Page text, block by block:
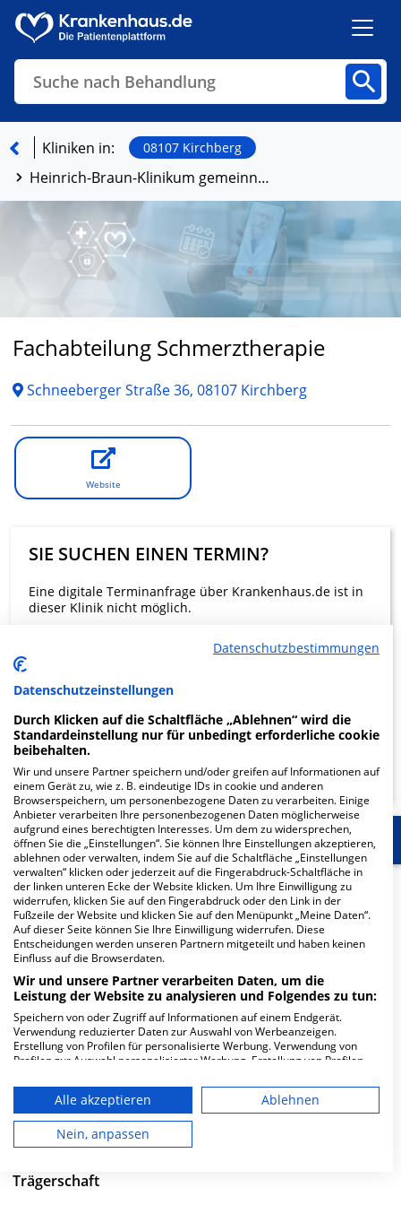
Suche nach Behandlung
Finden
Kliniken in: 08107 Kirchberg
Heinrich-Braun-Klinikum gemeinnützige GmbH, Standort Kirchberg
Fachabteilung Schmerztherapie
Schneeberger Straße 36, 08107 Kirchberg
Website
SIE SUCHEN EINEN TERMIN?
Eine digitale Terminanfrage über Krankenhaus.de ist in
dieser Klinik nicht möglich.
KLINIKEN FINDEN
Start Für die Klinik Weitere Fachabteilungen
Herzlich Willkommen
Heinrich-Braun-Klinikum gemeinnützige GmbH,
Standort Kirchberg in der Schneeberger Straße 36 ist
ein kleines Krankenhaus in Kirchberg. Mit einer
Kapazität von 930 Betten werden in den spezialisierten
Fachabteilungen pro Jahr etwa 3.477 medizinische Fälle
behandelt und therapiert.
Besuchszeiten
0 bis 23 Uhr
Trägerschaft
Datenschutzbestimmungen
Datenschutzeinstellungen
Durch Klicken auf die Schaltfläche „Ablehnen“ wird die
Standardeinstellung nur für unbedingt erforderliche cookie
beibehalten.
Wir und unsere Partner speichern und/oder greifen auf Informationen auf
einem Gerät zu, wie z. B. eindeutige IDs in cookie und anderen
Browserspeichern, um personenbezogene Daten zu verarbeiten. Einige
Anbieter verarbeiten Ihre personenbezogenen Daten möglicherweise
aufgrund eines berechtigten Interesses. Um dem zu widersprechen,
öffnen Sie die „Einstellungen“. Sie können Ihre Einstellungen akzeptieren,
ablehnen oder verwalten, indem Sie auf die Schaltfläche „Einstellungen
verwalten“ klicken oder jederzeit auf die Fingerabdruck-Schaltfläche in
der linken unteren Ecke der Website klicken. Um Ihre Einwilligung zu
widerrufen, klicken Sie auf den Fingerabdruck oder den Link in der
Fußzeile der Website und klicken Sie auf den Menüpunkt „Meine Daten“.
Auf dieser Seite können Sie Ihre Einwilligung widerrufen. Diese
Entscheidungen werden unseren Partnern mitgeteilt und haben keinen
Einfluss auf die Browserdaten.
Wir und unsere Partner verarbeiten Daten, um die
Leistung der Website zu analysieren und Folgendes zu tun:
Speichern von oder Zugriff auf Informationen auf einem Endgerät.
Verwendung reduzierter Daten zur Auswahl von Werbeanzeigen.
Erstellung von Profilen für personalisierte Werbung. Verwendung von
Profilen zur Auswahl personalisierter Werbung. Erstellung von Profilen
personalisierter Inhalte. Messung der Werbeleistung. Messung der
Performance von Inhalten. Analyse von Zielgruppen durch Statistiken
oder Kombinationen von Daten aus verschiedenen Quellen. Entwicklung
und Verbesserung der Angebote. Verwendung reduzierter Daten zur
Auswahl von Inhalten.
die USA gesendet werden.
Alle akzeptieren
Ablehnen
Nein, anpassen